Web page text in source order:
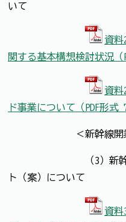
いて
資
関する基本構想検討状況（
資
ド事業について（PDF形式
＜新幹線開業準
（3）新幹線開業
ト（案）について
資